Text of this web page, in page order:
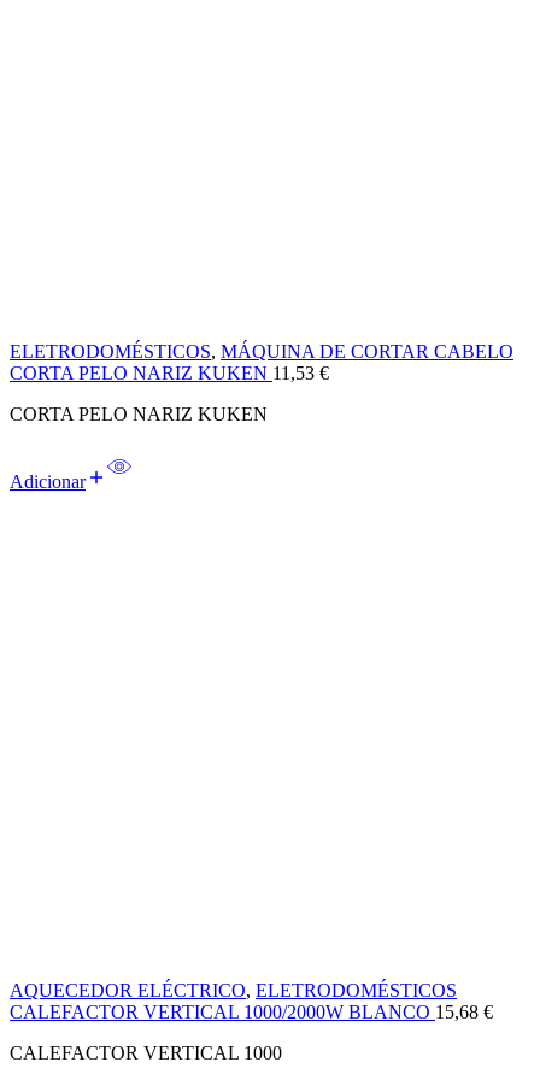
ELETRODOMÉSTICOS, MÁQUINA DE CORTAR CABELO
CORTA PELO NARIZ KUKEN 11,53 €
CORTA PELO NARIZ KUKEN
Adicionar
AQUECEDOR ELÉCTRICO, ELETRODOMÉSTICOS
CALEFACTOR VERTICAL 1000/2000W BLANCO 15,68 €
CALEFACTOR VERTICAL 1000